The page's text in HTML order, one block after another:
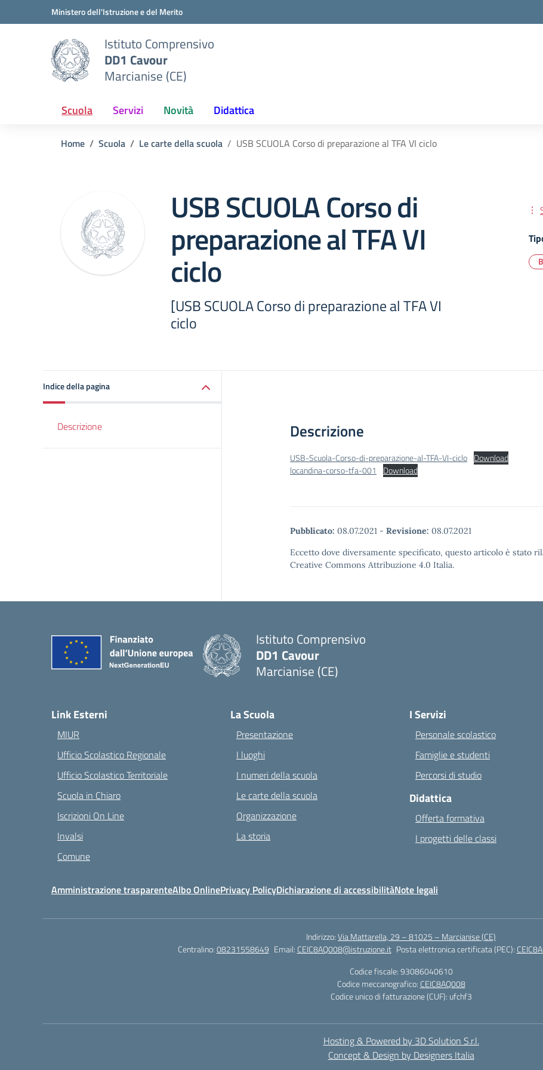
Vai ai contenuti
Vai al menu di navigazioneMinistero dell'Istruzione e del Merito
Istituto Comprensivo
DD1 Cavour
Marcianise (CE)
Scuola Servizi Novità Didattica
Home Scuola Le carte della scuola USB SCUOLA Corso di preparazione al TFA VI ciclo
USB SCUOLA Corso di
preparazione al TFA VI
ciclo
[USB SCUOLA Corso di preparazione al TFA VI
ciclo
Indice della pagina
Descrizione Descrizione
USB-Scuola-Corso-di-preparazione-al-TFA-VI-ciclo Download
locandina-corso-tfa-001
Download
Pubblicato: 08.07.2021 - Revisione: 08.07.2021
Eccetto dove diversamente specificato, questo articolo è stato
Creative Commons Attribuzione 4.0 Italia.
Istituto Comprensivo
DD1 Cavour
Marcianise (CE)
Link Esterni
MIUR
Ufficio Scolastico Regionale
Ufficio Scolastico Territoriale
Scuola in Chiaro
Iscrizioni On Line
Invalsi
Comune
La Scuola
Presentazione
I luoghi
I numeri della scuola
Le carte della scuola
Organizzazione
La storia
I Servizi
Personale scolastico
Famiglie e studenti
Percorsi di studio
Didattica
Offerta formativa
I progetti delle classi
Amministrazione trasparenteAlbo OnlinePrivacy PolicyDichiarazione di accessibilitàNote legali
Indirizzo:Via Mattarella, 29 – 81025 – Marcianise (CE)
Centralino:08231558649 Email: CEIC8AQ008@istruzione.it Posta elettronica certificata (PEC):
Codice fiscale: 93086040610
Codice meccanografico: CEIC8AQ008
Codice unico di fatturazione (CUF): ufchf3
Hosting & Powered by 3D Solution S.r.l.
Concept & Design by Designers Italia